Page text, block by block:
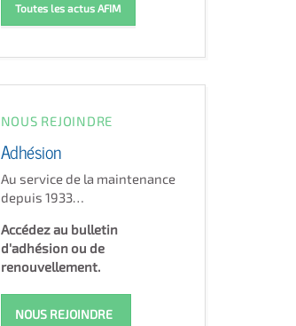
Toutes les actus AFIM
NOUS REJOINDRE
Adhésion
Au service de la maintenance
depuis 1933…
Accédez au bulletin
d'adhésion ou de
renouvellement.
NOUS REJOINDRE